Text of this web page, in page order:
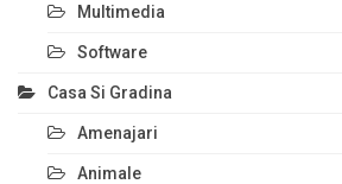
Multimedia
Software
Casa Si Gradina
Amenajari
Animale